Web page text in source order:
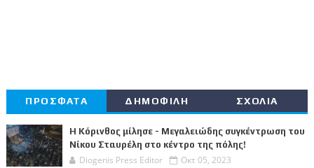
ΠΡΟΣΦΑΤΑ ΔΗΜΟΦΙΛΗ ΣΧΟΛΙΑ
Η Κόρινθος μίλησε - Μεγαλειώδης συγκέντρωση του
Νίκου Σταυρέλη στο κέντρο της πόλης!
Diogenis Press Editor Οκτ 05, 2023